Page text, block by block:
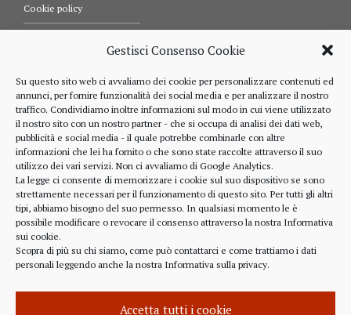
Gestisci Consenso Cookie
Su questo sito web ci avvaliamo dei cookie per personalizzare contenuti ed
annunci, per fornire funzionalità dei social media e per analizzare il nostro
traffico. Condividiamo inoltre informazioni sul modo in cui viene utilizzato
il nostro sito con un nostro partner - che si occupa di analisi dei dati web,
pubblicità e social media - il quale potrebbe combinarle con altre
informazioni che lei ha fornito o che sono state raccolte attraverso il suo
utilizzo dei vari servizi. Non ci avvaliamo di Google Analytics.
La legge ci consente di memorizzare i cookie sul suo dispositivo se sono
strettamente necessari per il funzionamento di questo sito. Per tutti gli altri
tipi, abbiamo bisogno del suo permesso. In qualsiasi momento le è
possibile modificare o revocare il consenso attraverso la nostra Informativa
sui cookie.
Scopra di più su chi siamo, come può contattarci e come trattiamo i dati
personali leggendo anche la nostra Informativa sulla privacy.
Accetta tutti i cookie
Cookie policy
Comunicazioni
RIFERIMENTI
328 4643900
RZZ LRT 72M24 B111O